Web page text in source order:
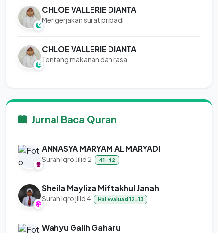
CHLOE VALLERIE DIANTA
Mengerjakan surat pribadi
CHLOE VALLERIE DIANTA
Tentang makanan dan rasa
Jurnal Baca Quran
ANNASYA MARYAM AL MARYADI
Surah Iqro Jilid 2 41-42
Sheila Mayliza Miftakhul Janah
Surah Iqro jilid 4 Hal evaluasi 12-13
Wahyu Galih Gaharu